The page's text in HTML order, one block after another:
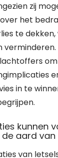
zij
het
te
in te
kunnen
aard
van